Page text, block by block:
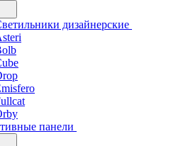
дизайнерские
панели